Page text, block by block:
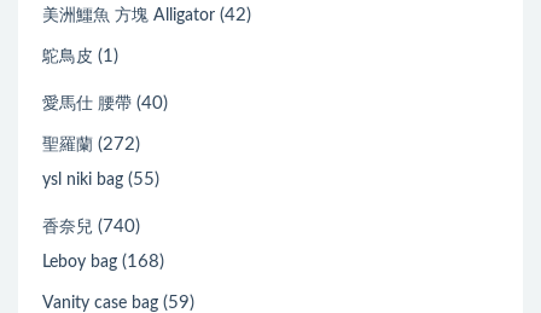
美洲鱷魚 方塊 Alligator (42)
鴕鳥皮 (1)
愛馬仕 腰帶 (40)
聖羅蘭 (272)
ysl niki bag (55)
香奈兒 (740)
Leboy bag (168)
Vanity case bag (59)